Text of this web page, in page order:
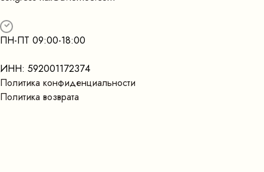
ПН-ПТ 09:00-18:00
ИНН: 592001172374
Политика конфиденциальности
Политика возврата